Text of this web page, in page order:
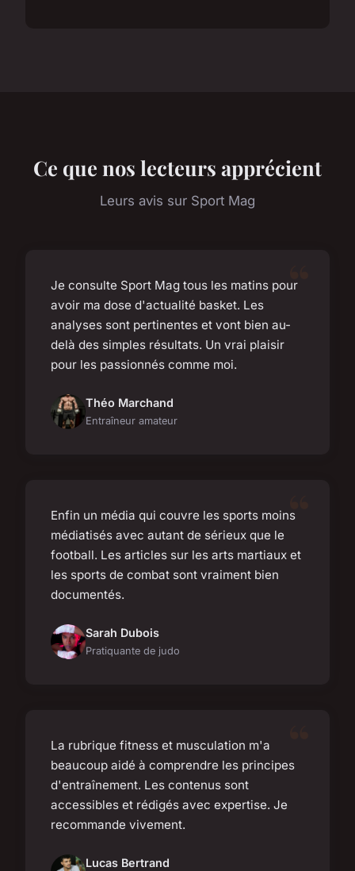
Ce que nos lecteurs apprécient
Leurs avis sur Sport Mag
Je consulte Sport Mag tous les matins pour
avoir ma dose d'actualité basket. Les
analyses sont pertinentes et vont bien au-
delà des simples résultats. Un vrai plaisir
pour les passionnés comme moi.
Théo Marchand
Entraîneur amateur
Enfin un média qui couvre les sports moins
médiatisés avec autant de sérieux que le
football. Les articles sur les arts martiaux et
les sports de combat sont vraiment bien
documentés.
Sarah Dubois
Pratiquante de judo
La rubrique fitness et musculation m'a
beaucoup aidé à comprendre les principes
d'entraînement. Les contenus sont
accessibles et rédigés avec expertise. Je
recommande vivement.
Lucas Bertrand